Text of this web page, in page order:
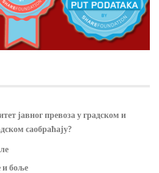
јавног превоза у градском и
саобраћају?
и боље